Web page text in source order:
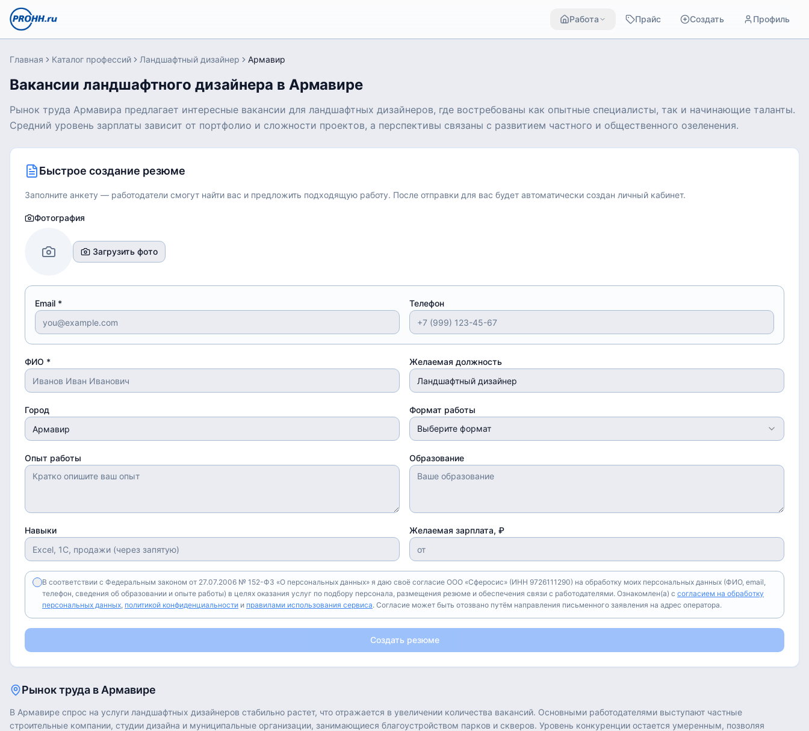
Работа Прайс Создать Профиль
Главная Каталог профессий Ландшафтный дизайнер Армавир
Вакансии ландшафтного дизайнера в Армавире
Рынок труда Армавира предлагает интересные вакансии для ландшафтных дизайнеров, где востребованы как опытные специалисты, так и начинающие таланты.
Средний уровень зарплаты зависит от портфолио и сложности проектов, а перспективы связаны с развитием частного и общественного озеленения.
Быстрое создание резюме
Заполните анкету — работодатели смогут найти вас и предложить подходящую работу. После отправки для вас будет автоматически создан личный кабинет.
Фотография
Загрузить фото
Email * Телефон
ФИО * Желаемая должность
Город
Формат работы
Выберите формат
Опыт работы Образование
Навыки Желаемая зарплата, ₽
В соответствии с Федеральным законом от 27.07.2006 № 152-ФЗ «О персональных данных» я даю своё согласие ООО «Сферосис» (ИНН 9726111290) на обработку моих персональных данных (ФИО, email,
телефон, сведения об образовании и опыте работы) в целях оказания услуг по подбору персонала, размещения резюме и обеспечения связи с работодателями. Ознакомлен(а) с согласием на обработку
персональных данных, политикой конфиденциальности и правилами использования сервиса. Согласие может быть отозвано путём направления письменного заявления на адрес оператора.
Создать резюме
Рынок труда в Армавире
В Армавире спрос на услуги ландшафтных дизайнеров стабильно растет, что отражается в увеличении количества вакансий. Основными работодателями выступают частные
строительные компании, студии дизайна и муниципальные организации, занимающиеся благоустройством парков и скверов. Уровень конкуренции остается умеренным, позволяя